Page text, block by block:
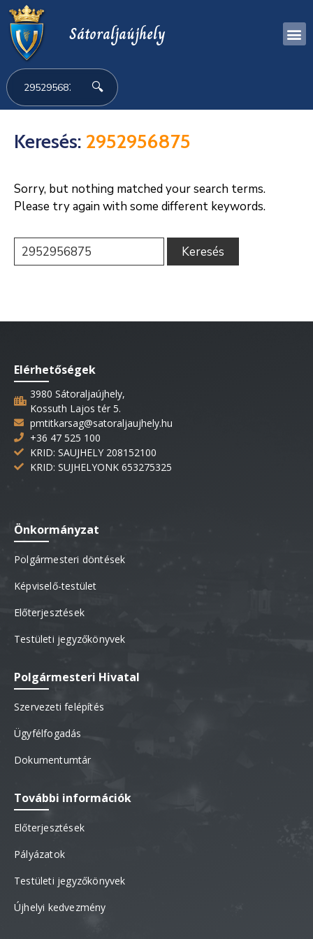
Sátoraljaújhely
🔍
Keresés: 2952956875
Sorry, but nothing matched your search terms.
Please try again with some different keywords.
Elérhetőségek
3980 Sátoraljaújhely,
Kossuth Lajos tér 5.
pmtitkarsag@satoraljaujhely.hu
+36 47 525 100
KRID: SAUJHELY 208152100
KRID: SUJHELYONK 653275325
Önkormányzat
Polgármesteri döntések
Képviselő-testület
Előterjesztések
Testületi jegyzőkönyvek
Polgármesteri Hivatal
Szervezeti felépítés
Ügyfélfogadás
Dokumentumtár
További információk
Előterjesztések
Pályázatok
Testületi jegyzőkönyvek
Újhelyi kedvezmény